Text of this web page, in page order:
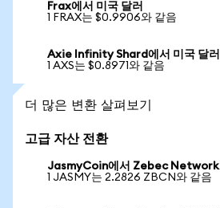
Frax에서 미국 달러
1 FRAX는 $0.9906와 같음
Axie Infinity Shard에서 미국 달러
1 AXS는 $0.8971와 같음
더 많은 변환 살펴보기
고급 자산 전환
JasmyCoin에서 Zebec Network
1 JASMY는 2.2826 ZBCN와 같음